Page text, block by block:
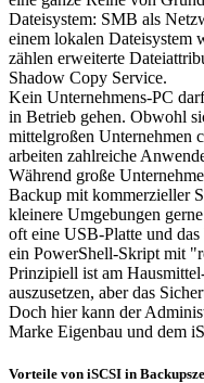
Dateisystem: SMB als
einem lokalen Dateisystem
zählen erweiterte
Shadow Copy Service.
Kein Unternehmens-PC
in Betrieb gehen. Obwohl
mittelgroßen Unternehmen
arbeiten zahlreiche
Während große
Backup mit kommerzieller
kleinere Umgebungen
oft eine USB-Platte und
ein PowerShell-Skript mit
Prinzipiell ist am
auszusetzen, aber das
Doch hier kann der
Marke Eigenbau und dem
Vorteile von iSCSI in